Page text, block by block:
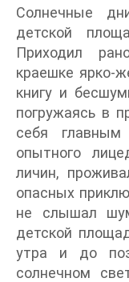
Солнечные
детской
Приходил
краешке ярко-
книгу и
погружаясь в
себя
опытного
личин,
опасных
не слышал
детской
утра и до
солнечном